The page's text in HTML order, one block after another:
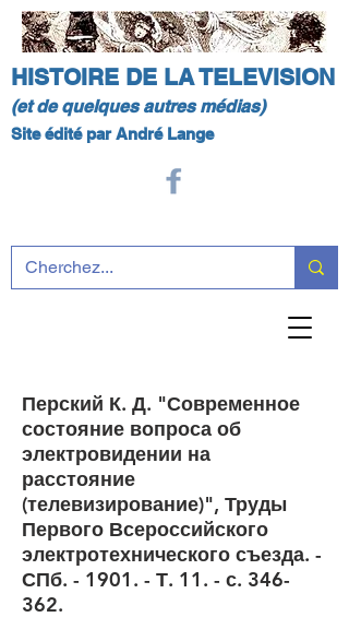
HISTOIRE DE LA TELEVISION
(et de quelques autres médias)
Site édité par André Lange
Перский К. Д. "Современное
состояние вопроса об
электровидении на
расстояние
(телевизирование)", Труды
Первого Всероссийского
электротехнического съезда. -
СПб. - 1901. - Т. 11. - с. 346-
362.